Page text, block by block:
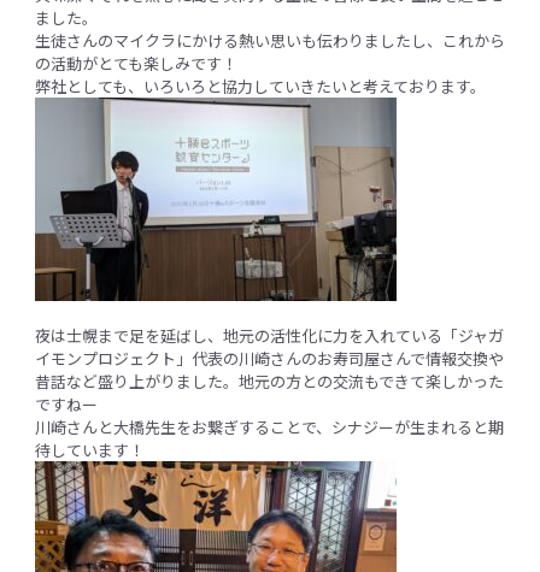
ました。
生徒さんのマイクラにかける熱い思いも伝わりましたし、これから
の活動がとても楽しみです！
弊社としても、いろいろと協力していきたいと考えております。
夜は士幌まで足を延ばし、地元の活性化に力を入れている「ジャガ
イモンプロジェクト」代表の川崎さんのお寿司屋さんで情報交換や
昔話など盛り上がりました。地元の方との交流もできて楽しかった
ですねー
川崎さんと大橋先生をお繋ぎすることで、シナジーが生まれると期
待しています！